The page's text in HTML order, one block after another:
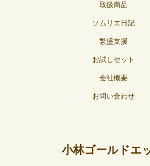
取扱商品
ソムリエ日記
繁盛支援
お試しセット
会社概要
お問い合わせ
小林ゴールドエ